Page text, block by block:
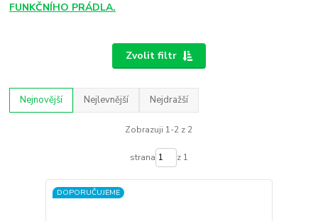
FUNKČNÍHO PRÁDLA.
Zvolit filtr
Nejnovější Nejlevnější Nejdražší
Zobrazuji 1-2 z 2
strana z 1
DOPORUČUJEME